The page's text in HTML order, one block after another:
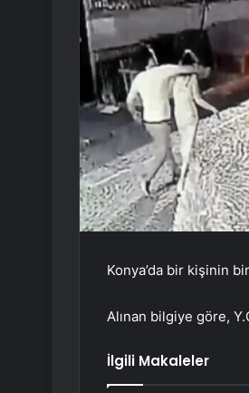
Konya’da bir kişinin
Alınan bilgiye göre,
İlgili Makaleler